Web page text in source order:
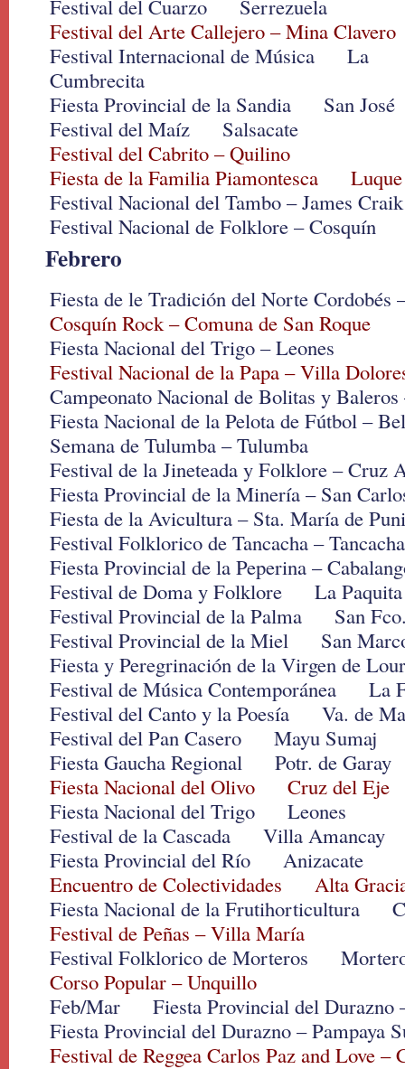
Festival del Cuarzo Serrezuela
Festival del Arte Callejero – Mina Clavero
Festival Internacional de Música La
Cumbrecita
Fiesta Provincial de la Sandia San José
Festival del Maíz Salsacate
Festival del Cabrito – Quilino
Fiesta de la Familia Piamontesca Luque
Festival Nacional del Tambo – James Craik
Festival Nacional de Folklore – Cosquín
Febrero
Fiesta de le Tradición del Norte Cordobés
Cosquín Rock – Comuna de San Roque
Fiesta Nacional del Trigo – Leones
Festival Nacional de la Papa – Villa
Campeonato Nacional de Bolitas y
Fiesta Nacional de la Pelota de Fútbol –
Semana de Tulumba – Tulumba
Festival de la Jineteada y Folklore – Cruz
Fiesta Provincial de la Minería – San
Fiesta de la Avicultura – Sta. María de
Festival Folklorico de Tancacha – Tancacha
Fiesta Provincial de la Peperina –
Festival de Doma y Folklore La Paquita
Festival Provincial de la Palma San
Festival Provincial de la Miel San
Fiesta y Peregrinación de la Virgen de
Festival de Música Contemporánea La
Festival del Canto y la Poesía Va. de
Festival del Pan Casero Mayu Sumaj
Fiesta Gaucha Regional Potr. de Garay
Fiesta Nacional del Olivo Cruz del Eje
Fiesta Nacional del Trigo Leones
Festival de la Cascada Villa Amancay
Fiesta Provincial del Río Anizacate
Encuentro de Colectividades Alta
Fiesta Nacional de la Frutihorticultura
Festival de Peñas – Villa María
Festival Folklorico de Morteros
Corso Popular – Unquillo
Feb/Mar Fiesta Provincial del Durazno
Fiesta Provincial del Durazno – Pampaya
Festival de Reggea Carlos Paz and Love –